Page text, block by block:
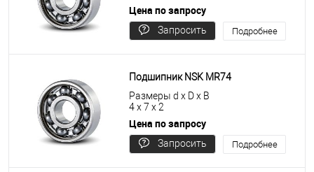
Цена по запросу
Запросить
Подробнее
Подшипник NSK MR74
Размеры d x D x B
4 x 7 x 2
Цена по запросу
Запросить
Подробнее